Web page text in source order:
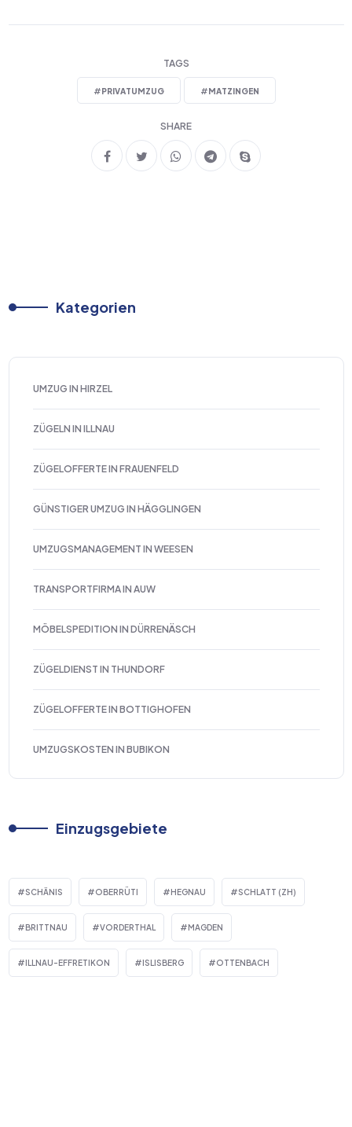
TAGS
#PRIVATUMZUG #MATZINGEN
SHARE
Kategorien
UMZUG IN HIRZEL
ZÜGELN IN ILLNAU
ZÜGELOFFERTE IN FRAUENFELD
GÜNSTIGER UMZUG IN HÄGGLINGEN
UMZUGSMANAGEMENT IN WEESEN
TRANSPORTFIRMA IN AUW
MÖBELSPEDITION IN DÜRRENÄSCH
ZÜGELDIENST IN THUNDORF
ZÜGELOFFERTE IN BOTTIGHOFEN
UMZUGSKOSTEN IN BUBIKON
Einzugsgebiete
SCHÄNIS OBERRÜTI HEGNAU SCHLATT (ZH)
BRITTNAU VORDERTHAL MAGDEN
ILLNAU-EFFRETIKON ISLISBERG OTTENBACH